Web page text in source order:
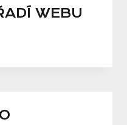
WEBU